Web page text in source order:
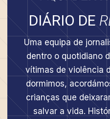
DIÁRIO DE
Uma equipa de
dentro o quotidiano
vítimas de violência
dormimos,
crianças que
salvar a vida.